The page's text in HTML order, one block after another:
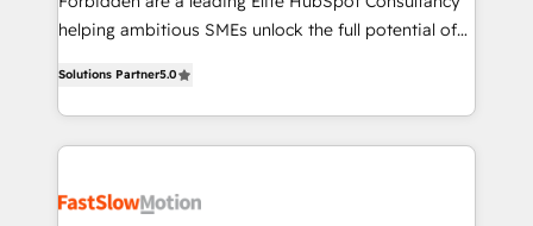
: migration sécurisée, implémentation Marketing +
HubSpot temps réel, formation équipes. 🏆 +350
projets livrés. Accrédités HubSpot CRM
Implementation, Data Migration & Custom
digitaweb.com
helping ambitious SMEs unlock the full potential of
but never see the ROI they expected due to poor
adoption, messy data, and disconnected teams
getting in the way. That’s where we come in. We
design, implement, and optimise HubSpot so it
Solutions Partner5.0